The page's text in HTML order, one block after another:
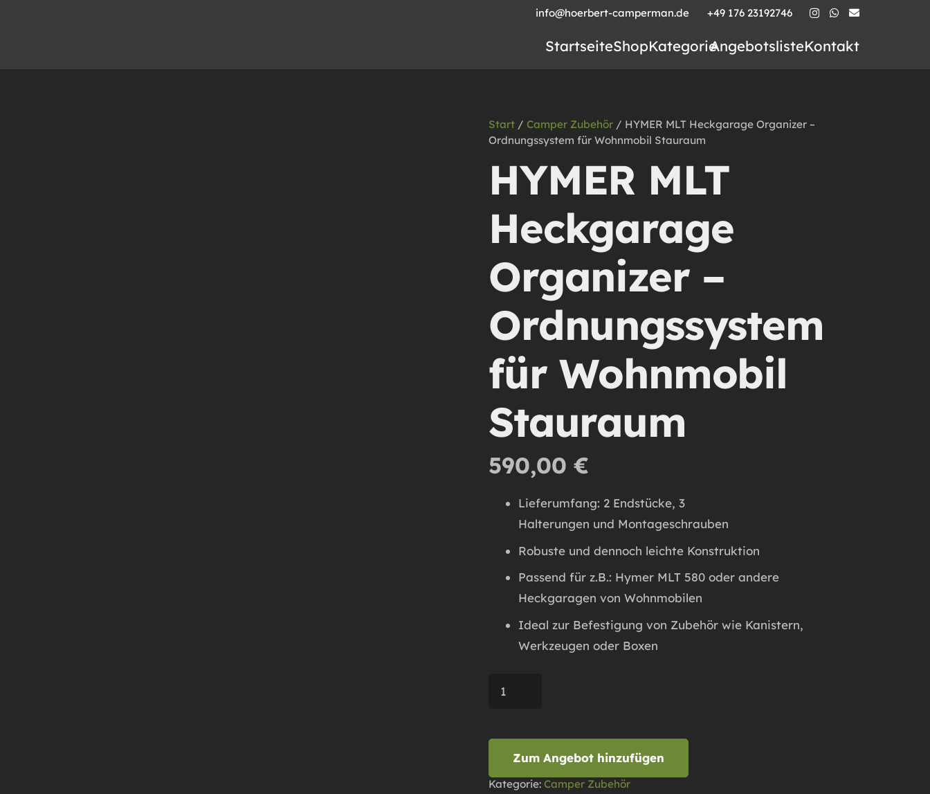
info@hoerbert-camperman.de +49 176 23192746
StartseiteShopKategorieAngebotslisteKontakt
Start / Camper Zubehör / HYMER MLT Heckgarage Organizer –
Ordnungssystem für Wohnmobil Stauraum
HYMER MLT
Heckgarage
Organizer –
Ordnungssystem
für Wohnmobil
Stauraum
590,00€
Lieferumfang: 2 Endstücke, 3
Halterungen und Montageschrauben
Robuste und dennoch leichte Konstruktion
Passend für z.B.: Hymer MLT 580 oder andere
Heckgaragen von Wohnmobilen
Ideal zur Befestigung von Zubehör wie Kanistern,
Werkzeugen oder Boxen
Organizer
Ordnungssystem
Zum Angebot hinzufügen
Kategorie: Camper Zubehör